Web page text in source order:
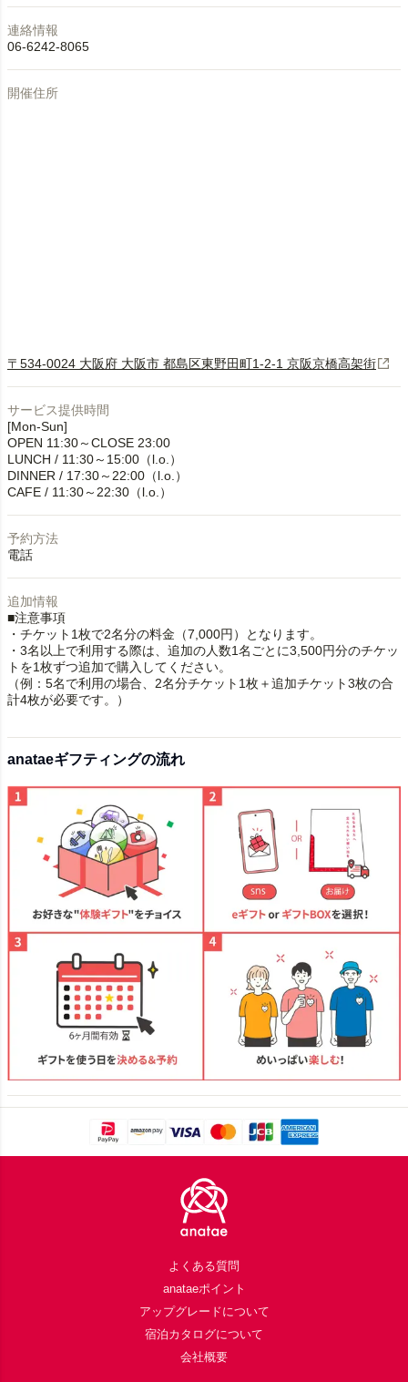
連絡情報
06-6242-8065
開催住所
〒534-0024 大阪府 大阪市 都島区東野田町1-2-1 京阪京橋高架街
サービス提供時間
[Mon-Sun]
OPEN 11:30～CLOSE 23:00
LUNCH / 11:30～15:00（l.o.）
DINNER / 17:30～22:00（l.o.）
CAFE / 11:30～22:30（l.o.）
予約方法
電話
追加情報
■注意事項
・チケット1枚で2名分の料金（7,000円）となります。
・3名以上で利用する際は、追加の人数1名ごとに3,500円分のチケッ
トを1枚ずつ追加で購入してください。
（例：5名で利用の場合、2名分チケット1枚＋追加チケット3枚の合
計4枚が必要です。）
anataeギフティングの流れ
よくある質問
anataeポイント
アップグレードについて
宿泊カタログについて
会社概要